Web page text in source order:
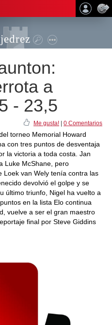
a
- 23,5
Me gusta! 0 Comentarios
torneo Memorial Howard
con tres puntos de desventaja
la victoria a toda costa. Jan
Luke McShane, pero
Loek van Wely tenía contra las
devolvió el golpe y se
último triunfo, Nigel ha vuelto a
en la lista Elo continua
vuelve a ser el gran maestro
final por Steve Giddins